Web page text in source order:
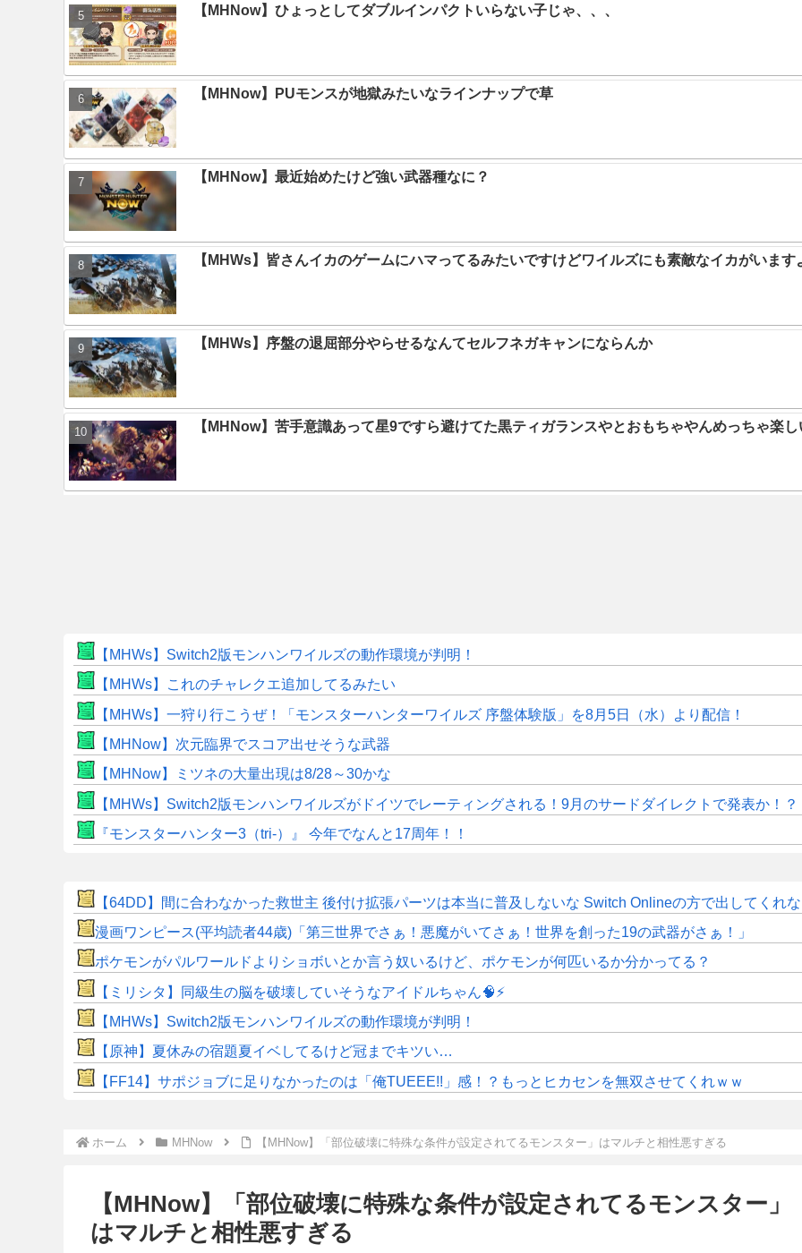
【MHNow】ひょっとしてダブルインパクトいらない子じゃ、、、
【MHNow】PUモンスが地獄みたいなラインナップで草
【MHNow】最近始めたけど強い武器種なに？
【MHWs】皆さんイカのゲームにハマってるみたいですけどワイルズにも素敵なイカがいます
【MHWs】序盤の退屈部分やらせるなんてセルフネガキャンにならんか
【MHNow】苦手意識あって星9ですら避けてた黒ティガランスやとおもちゃやんめっちゃ楽し
【MHWs】Switch2版モンハンワイルズの動作環境が判明！
【MHWs】これのチャレクエ追加してるみたい
【MHWs】一狩り行こうぜ！「モンスターハンターワイルズ 序盤体験版」を8月5日（水）より配信！
【MHNow】次元臨界でスコア出せそうな武器
【MHNow】ミツネの大量出現は8/28～30かな
【MHWs】Switch2版モンハンワイルズがドイツでレーティングされる！9月のサードダイレクトで発表か！？
『モンスターハンター3（tri-）』 今年でなんと17周年！！
【64DD】間に合わなかった救世主 後付け拡張パーツは本当に普及しないな Switch Onlineの方で出してくれ
漫画ワンピース(平均読者44歳)「第三世界でさぁ！悪魔がいてさぁ！世界を創った19の武器がさぁ！」
ポケモンがパルワールドよりショボいとか言う奴いるけど、ポケモンが何匹いるか分かってる？
【ミリシタ】同級生の脳を破壊していそうなアイドルちゃん🧠⚡
【MHWs】Switch2版モンハンワイルズの動作環境が判明！
【原神】夏休みの宿題夏イベしてるけど冠までキツい…
​【FF14】サポジョブに足りなかったのは「俺TUEEE!!」感！？もっとヒカセンを無双させてくれｗｗ
ホーム MHNow 【MHNow】「部位破壊に特殊な条件が設定されてるモンスター」はマルチと相性悪すぎる
【MHNow】「部位破壊に特殊な条件が設定されてるモンスター」
はマルチと相性悪すぎる